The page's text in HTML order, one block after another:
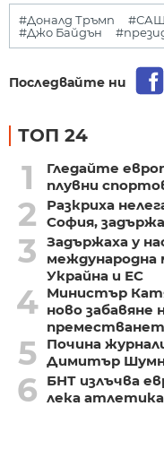
#Доналд Тръмп #САЩ
#Джо Байдън
Последвайте ни
ТОП 24
1
Гледайте
плувни
2
Разкриха
София,
3
Задържаха у
международна
Украйна и ЕС
4 Министър
ново забавяне
5
Почина
Димитър
6
БНТ излъчва
лека